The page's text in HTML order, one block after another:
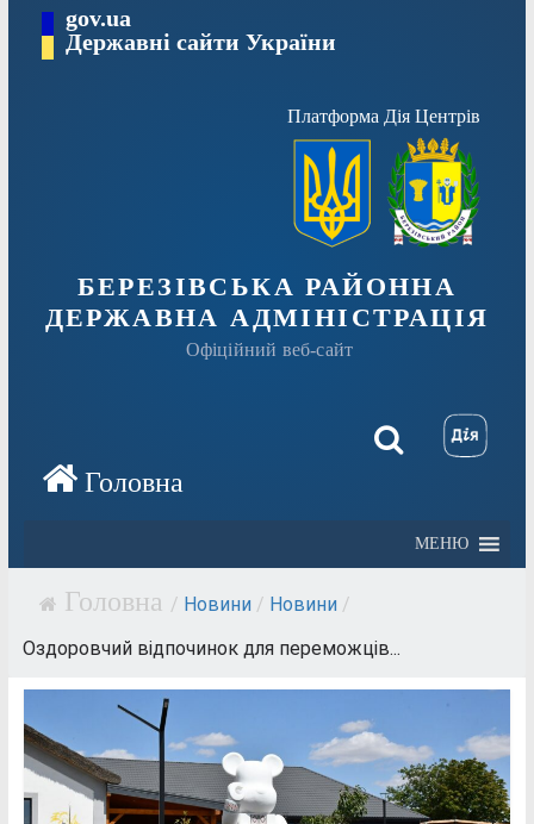
Перейтиgov.ua
Державні сайти України
Платформа Дія Центрів
БЕРЕЗІВСЬКА РАЙОННА
ДЕРЖАВНА АДМІНІСТРАЦІЯ
Офіційний веб-сайт
МЕНЮ
/ Новини / Новини /
Оздоровчий відпочинок для переможців...